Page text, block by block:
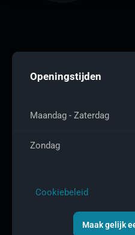
Openingstijden
Maandag - Zaterdag
Zondag
Cookiebeleid
Maak gelijk